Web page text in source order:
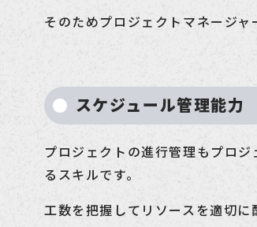
そのためプロジェクトマネージャ
スケジュール管理能力
プロジェクトの進行管理もプロ
るスキルです。
工数を把握してリソースを適切